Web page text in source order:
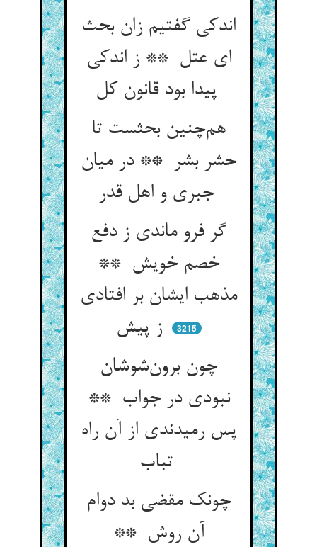
اندکی گفتیم زان بحث
ای عتل ** ز اندکی
پیدا بود قانون کل
هم‌چنین بحثست تا
حشر بشر ** در میان
جبری و اهل قدر
گر فرو ماندی ز دفع
خصم خویش **
مذهب ایشان بر افتادی
ز پیش
3215
چون برون‌شوشان
نبودی در جواب **
پس رمیدندی از آن راه
تباب
چونک مقضی بد دوام
آن روش **